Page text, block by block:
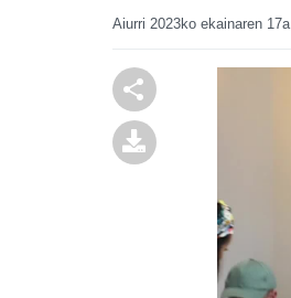
Aiurri 2023ko ekainaren 17a